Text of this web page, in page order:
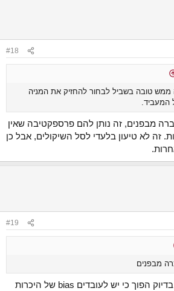
#18
ממש טובה בשביל לבחור להחזיק את המניה
המעביד.
מבפנים, זה נותן להם פרספקטיבה שאין
זה לא טיעון בלעדי לסל השיקולים, אבל כן
#19
מבפנים
לדעתי הטיעון הזה עובד בדיוק הפוך כי יש לעובדים bias של היכרות